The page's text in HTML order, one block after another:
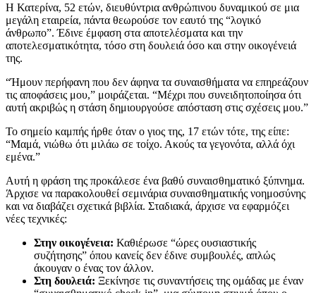
Η Κατερίνα, 52 ετών, διευθύντρια ανθρώπινου δυναμικού σε μια
μεγάλη εταιρεία, πάντα θεωρούσε τον εαυτό της “λογικό
άνθρωπο”. Έδινε έμφαση στα αποτελέσματα και την
αποτελεσματικότητα, τόσο στη δουλειά όσο και στην οικογένειά
της.
“Ήμουν περήφανη που δεν άφηνα τα συναισθήματα να επηρεάζουν
τις αποφάσεις μου,” μοιράζεται. “Μέχρι που συνειδητοποίησα ότι
αυτή ακριβώς η στάση δημιουργούσε απόσταση στις σχέσεις μου.”
Το σημείο καμπής ήρθε όταν ο γιος της, 17 ετών τότε, της είπε:
“Μαμά, νιώθω ότι μιλάω σε τοίχο. Ακούς τα γεγονότα, αλλά όχι
εμένα.”
Αυτή η φράση της προκάλεσε ένα βαθύ συναισθηματικό ξύπνημα.
Άρχισε να παρακολουθεί σεμινάρια συναισθηματικής νοημοσύνης
και να διαβάζει σχετικά βιβλία. Σταδιακά, άρχισε να εφαρμόζει
νέες τεχνικές:
Στην οικογένεια: Καθιέρωσε “ώρες ουσιαστικής
συζήτησης” όπου κανείς δεν έδινε συμβουλές, απλώς
άκουγαν ο ένας τον άλλον.
Στη δουλειά: Ξεκίνησε τις συναντήσεις της ομάδας με έναν